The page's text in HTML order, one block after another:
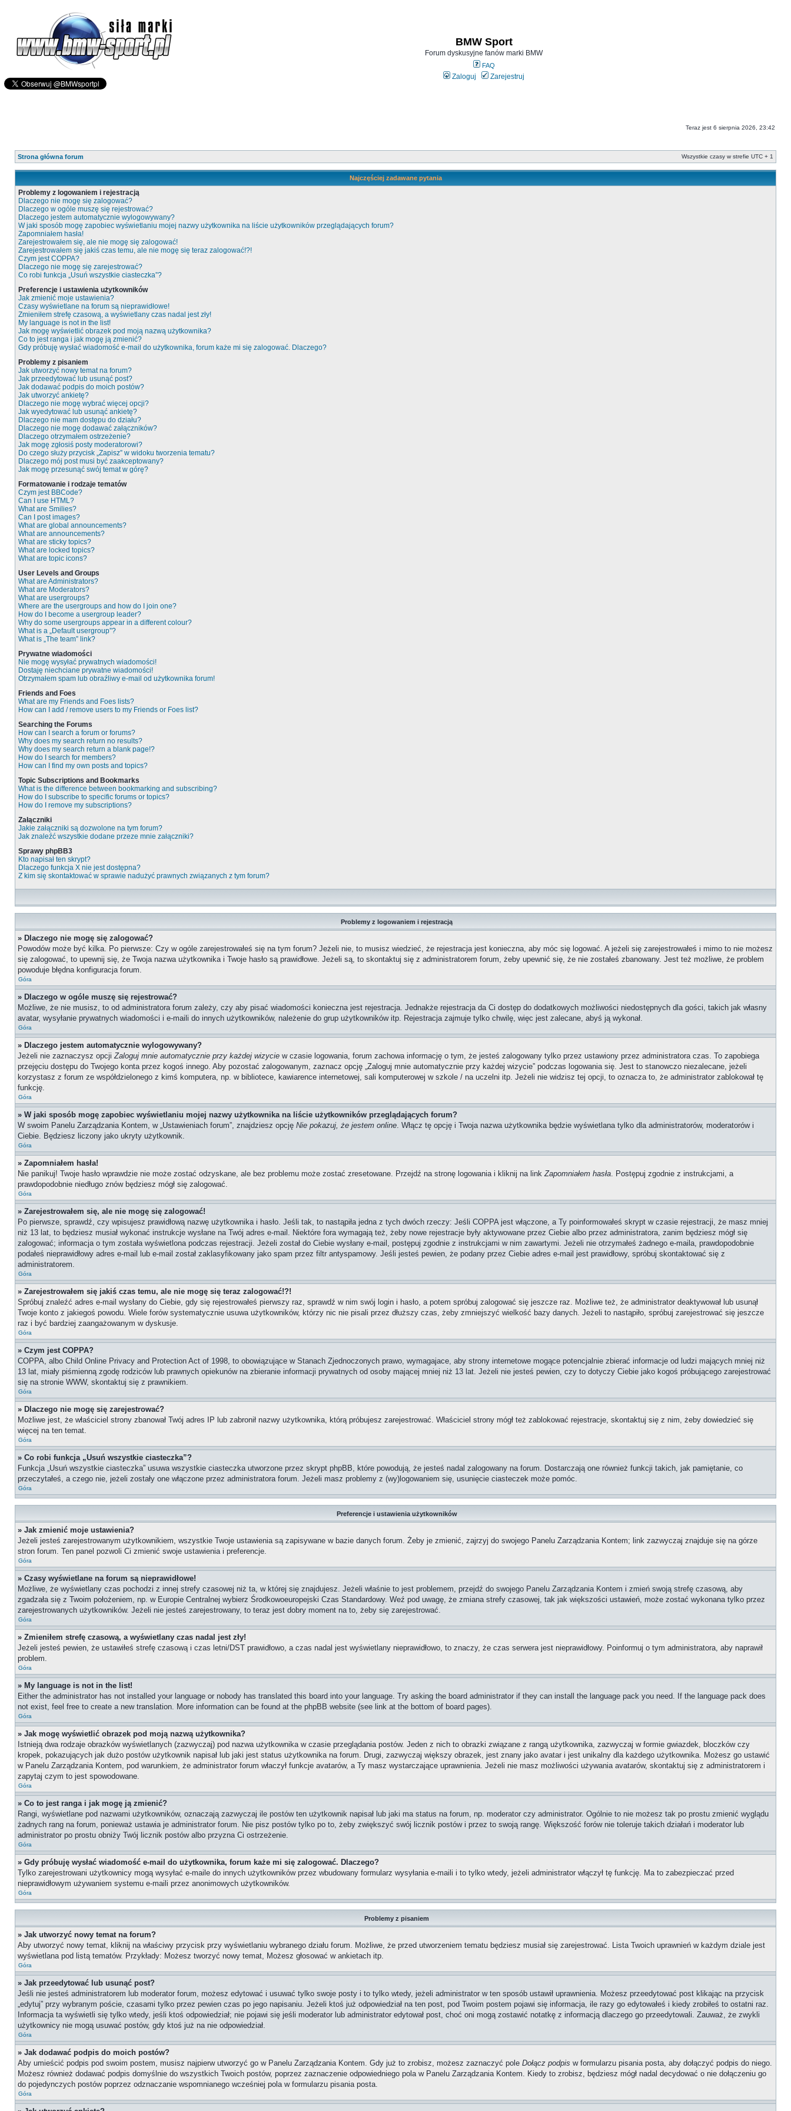
BMW Sport
Forum dyskusyjne fanów marki BMW
FAQ
Zaloguj Zarejestruj
Teraz jest 6 sierpnia 2026, 23:42
Strona główna forum Wszystkie czasy w strefie UTC + 1
Najczęściej zadawane pytania
Problemy z logowaniem i rejestracją
Dlaczego nie mogę się zalogować?
Dlaczego w ogóle muszę się rejestrować?
Dlaczego jestem automatycznie wylogowywany?
W jaki sposób mogę zapobiec wyświetlaniu mojej nazwy użytkownika na liście użytkowników przeglądających forum?
Zapomniałem hasła!
Zarejestrowałem się, ale nie mogę się zalogować!
Zarejestrowałem się jakiś czas temu, ale nie mogę się teraz zalogować!?!
Czym jest COPPA?
Dlaczego nie mogę się zarejestrować?
Co robi funkcja „Usuń wszystkie ciasteczka”?
Preferencje i ustawienia użytkowników
Jak zmienić moje ustawienia?
Czasy wyświetlane na forum są nieprawidłowe!
Zmieniłem strefę czasową, a wyświetlany czas nadal jest zły!
My language is not in the list!
Jak mogę wyświetlić obrazek pod moją nazwą użytkownika?
Co to jest ranga i jak mogę ją zmienić?
Gdy próbuję wysłać wiadomość e-mail do użytkownika, forum każe mi się zalogować. Dlaczego?
Problemy z pisaniem
Jak utworzyć nowy temat na forum?
Jak przeedytować lub usunąć post?
Jak dodawać podpis do moich postów?
Jak utworzyć ankietę?
Dlaczego nie mogę wybrać więcej opcji?
Jak wyedytować lub usunąć ankietę?
Dlaczego nie mam dostępu do działu?
Dlaczego nie mogę dodawać załączników?
Dlaczego otrzymałem ostrzeżenie?
Jak mogę zgłosiś posty moderatorowi?
Do czego służy przycisk „Zapisz” w widoku tworzenia tematu?
Dlaczego mój post musi być zaakceptowany?
Jak mogę przesunąć swój temat w górę?
Formatowanie i rodzaje tematów
Czym jest BBCode?
Can I use HTML?
What are Smilies?
Can I post images?
What are global announcements?
What are announcements?
What are sticky topics?
What are locked topics?
What are topic icons?
User Levels and Groups
What are Administrators?
What are Moderators?
What are usergroups?
Where are the usergroups and how do I join one?
How do I become a usergroup leader?
Why do some usergroups appear in a different colour?
What is a „Default usergroup”?
What is „The team” link?
Prywatne wiadomości
Nie mogę wysyłać prywatnych wiadomości!
Dostaję niechciane prywatne wiadomości!
Otrzymałem spam lub obraźliwy e-mail od użytkownika forum!
Friends and Foes
What are my Friends and Foes lists?
How can I add / remove users to my Friends or Foes list?
Searching the Forums
How can I search a forum or forums?
Why does my search return no results?
Why does my search return a blank page!?
How do I search for members?
How can I find my own posts and topics?
Topic Subscriptions and Bookmarks
What is the difference between bookmarking and subscribing?
How do I subscribe to specific forums or topics?
How do I remove my subscriptions?
Załączniki
Jakie załączniki są dozwolone na tym forum?
Jak znaleźć wszystkie dodane przeze mnie załączniki?
Sprawy phpBB3
Kto napisał ten skrypt?
Dlaczego funkcja X nie jest dostępna?
Z kim się skontaktować w sprawie nadużyć prawnych związanych z tym forum?
Problemy z logowaniem i rejestracją
» Dlaczego nie mogę się zalogować?
Powodów może być kilka. Po pierwsze: Czy w ogóle zarejestrowałeś się na tym forum? Jeżeli nie, to musisz wiedzieć, że rejestracja jest konieczna, aby móc się logować. A jeżeli się zarejestrowałeś i mimo to nie możesz
się zalogować, to upewnij się, że Twoja nazwa użytkownika i Twoje hasło są prawidłowe. Jeżeli są, to skontaktuj się z administratorem forum, żeby upewnić się, że nie zostałeś zbanowany. Jest też możliwe, że problem
powoduje błędna konfiguracja forum.
Góra
» Dlaczego w ogóle muszę się rejestrować?
Możliwe, że nie musisz, to od administratora forum zależy, czy aby pisać wiadomości konieczna jest rejestracja. Jednakże rejestracja da Ci dostęp do dodatkowych możliwości niedostępnych dla gości, takich jak własny
avatar, wysyłanie prywatnych wiadomości i e-maili do innych użytkowników, należenie do grup użytkowników itp. Rejestracja zajmuje tylko chwilę, więc jest zalecane, abyś ją wykonał.
Góra
» Dlaczego jestem automatycznie wylogowywany?
Jeżeli nie zaznaczysz opcjiZaloguj mnie automatycznie przy każdej wizycie w czasie logowania, forum zachowa informację o tym, że jesteś zalogowany tylko przez ustawiony przez administratora czas. To zapobiega
przejęciu dostępu do Twojego konta przez kogoś innego. Aby pozostać zalogowanym, zaznacz opcję „Zaloguj mnie automatycznie przy każdej wizycie” podczas logowania się. Jest to stanowczo niezalecane, jeżeli
korzystasz z forum ze współdzielonego z kimś komputera, np. w bibliotece, kawiarence internetowej, sali komputerowej w szkole / na uczelni itp. Jeżeli nie widzisz tej opcji, to oznacza to, że administrator zablokował tę
funkcję.
Góra
» W jaki sposób mogę zapobiec wyświetlaniu mojej nazwy użytkownika na liście użytkowników przeglądających forum?
W swoim Panelu Zarządzania Kontem, w „Ustawieniach forum”, znajdziesz opcję Nie pokazuj, że jestem online. Włącz tę opcję i Twoja nazwa użytkownika będzie wyświetlana tylko dla administratorów, moderatorów i
Ciebie. Będziesz liczony jako ukryty użytkownik.
Góra
» Zapomniałem hasła!
Nie panikuj! Twoje hasło wprawdzie nie może zostać odzyskane, ale bez problemu może zostać zresetowane. Przejdź na stronę logowania i kliknij na linkZapomniałem hasła. Postępuj zgodnie z instrukcjami, a
prawdopodobnie niedługo znów będziesz mógł się zalogować.
Góra
» Zarejestrowałem się, ale nie mogę się zalogować!
Po pierwsze, sprawdź, czy wpisujesz prawidłową nazwę użytkownika i hasło. Jeśli tak, to nastąpiła jedna z tych dwóch rzeczy: Jeśli COPPA jest włączone, a Ty poinformowałeś skrypt w czasie rejestracji, że masz mniej
niż 13 lat, to będziesz musiał wykonać instrukcje wysłane na Twój adres e-mail. Niektóre fora wymagają też, żeby nowe rejestracje były aktywowane przez Ciebie albo przez administratora, zanim będziesz mógł się
zalogować; informacja o tym została wyświetlona podczas rejestracji. Jeżeli został do Ciebie wysłany e-mail, postępuj zgodnie z instrukcjami w nim zawartymi. Jeżeli nie otrzymałeś żadnego e-maila, prawdopodobnie
podałeś nieprawidłowy adres e-mail lub e-mail został zaklasyfikowany jako spam przez filtr antyspamowy. Jeśli jesteś pewien, że podany przez Ciebie adres e-mail jest prawidłowy, spróbuj skontaktować się z
administratorem.
Góra
» Zarejestrowałem się jakiś czas temu, ale nie mogę się teraz zalogować!?!
Spróbuj znaleźć adres e-mail wysłany do Ciebie, gdy się rejestrowałeś pierwszy raz, sprawdź w nim swój login i hasło, a potem spróbuj zalogować się jeszcze raz. Możliwe też, że administrator deaktywował lub usunął
Twoje konto z jakiegoś powodu. Wiele forów systematycznie usuwa użytkowników, którzy nic nie pisali przez dłuższy czas, żeby zmniejszyć wielkość bazy danych. Jeżeli to nastąpiło, spróbuj zarejestrować się jeszcze
raz i być bardziej zaangażowanym w dyskusje.
Góra
» Czym jest COPPA?
COPPA, albo Child Online Privacy and Protection Act of 1998, to obowiązujące w Stanach Zjednoczonych prawo, wymagajace, aby strony internetowe mogące potencjalnie zbierać informacje od ludzi mających mniej niż
13 lat, miały piśmienną zgodę rodziców lub prawnych opiekunów na zbieranie informacji prywatnych od osoby mającej mniej niż 13 lat. Jeżeli nie jesteś pewien, czy to dotyczy Ciebie jako kogoś próbującego zarejestrować
się na stronie WWW, skontaktuj się z prawnikiem.
Góra
» Dlaczego nie mogę się zarejestrować?
Możliwe jest, że właściciel strony zbanował Twój adres IP lub zabronił nazwy użytkownika, którą próbujesz zarejestrować. Właściciel strony mógł też zablokować rejestracje, skontaktuj się z nim, żeby dowiedzieć się
więcej na ten temat.
Góra
» Co robi funkcja „Usuń wszystkie ciasteczka”?
Funkcja „Usuń wszystkie ciasteczka” usuwa wszystkie ciasteczka utworzone przez skrypt phpBB, które powodują, że jesteś nadal zalogowany na forum. Dostarczają one również funkcji takich, jak pamiętanie, co
przeczytałeś, a czego nie, jeżeli zostały one włączone przez administratora forum. Jeżeli masz problemy z (wy)logowaniem się, usunięcie ciasteczek może pomóc.
Góra
Preferencje i ustawienia użytkowników
» Jak zmienić moje ustawienia?
Jeżeli jesteś zarejestrowanym użytkownikiem, wszystkie Twoje ustawienia są zapisywane w bazie danych forum. Żeby je zmienić, zajrzyj do swojego Panelu Zarządzania Kontem; link zazwyczaj znajduje się na górze
stron forum. Ten panel pozwoli Ci zmienić swoje ustawienia i preferencje.
Góra
» Czasy wyświetlane na forum są nieprawidłowe!
Możliwe, że wyświetlany czas pochodzi z innej strefy czasowej niż ta, w której się znajdujesz. Jeżeli właśnie to jest problemem, przejdź do swojego Panelu Zarządzania Kontem i zmień swoją strefę czasową, aby
zgadzała się z Twoim położeniem, np. w Europie Centralnej wybierz Środkowoeuropejski Czas Standardowy. Weź pod uwagę, że zmiana strefy czasowej, tak jak większości ustawień, może zostać wykonana tylko przez
zarejestrowanych użytkowników. Jeżeli nie jesteś zarejestrowany, to teraz jest dobry moment na to, żeby się zarejestrować.
Góra
» Zmieniłem strefę czasową, a wyświetlany czas nadal jest zły!
Jeżeli jesteś pewien, że ustawiłeś strefę czasową i czas letni/DST prawidłowo, a czas nadal jest wyświetlany nieprawidłowo, to znaczy, że czas serwera jest nieprawidłowy. Poinformuj o tym administratora, aby naprawił
problem.
Góra
» My language is not in the list!
Either the administrator has not installed your language or nobody has translated this board into your language. Try asking the board administrator if they can install the language pack you need. If the language pack does
not exist, feel free to create a new translation. More information can be found at the phpBB website (see link at the bottom of board pages).
Góra
» Jak mogę wyświetlić obrazek pod moją nazwą użytkownika?
Istnieją dwa rodzaje obrazków wyświetlanych (zazwyczaj) pod nazwa użytkownika w czasie przeglądania postów. Jeden z nich to obrazki związane z rangą użytkownika, zazwyczaj w formie gwiazdek, bloczków czy
kropek, pokazujących jak dużo postów użytkownik napisał lub jaki jest status użytkownika na forum. Drugi, zazwyczaj większy obrazek, jest znany jako avatar i jest unikalny dla każdego użytkownika. Możesz go ustawić
w Panelu Zarządzania Kontem, pod warunkiem, że administrator forum właczył funkcje avatarów, a Ty masz wystarczające uprawnienia. Jeżeli nie masz możliwości używania avatarów, skontaktuj się z administratorem i
zapytaj czym to jest spowodowane.
Góra
» Co to jest ranga i jak mogę ją zmienić?
Rangi, wyświetlane pod nazwami użytkowników, oznaczają zazwyczaj ile postów ten użytkownik napisał lub jaki ma status na forum, np. moderator czy administrator. Ogólnie to nie możesz tak po prostu zmienić wyglądu
żadnych rang na forum, ponieważ ustawia je administrator forum. Nie pisz postów tylko po to, żeby zwiększyć swój licznik postów i przez to swoją rangę. Większość forów nie toleruje takich działań i moderator lub
administrator po prostu obniży Twój licznik postów albo przyzna Ci ostrzeżenie.
Góra
» Gdy próbuję wysłać wiadomość e-mail do użytkownika, forum każe mi się zalogować. Dlaczego?
Tylko zarejestrowani użytkownicy mogą wysyłać e-maile do innych użytkowników przez wbudowany formularz wysyłania e-maili i to tylko wtedy, jeżeli administrator włączył tę funkcję. Ma to zabezpieczać przed
nieprawidłowym używaniem systemu e-maili przez anonimowych użytkowników.
Góra
Problemy z pisaniem
» Jak utworzyć nowy temat na forum?
Aby utworzyć nowy temat, kliknij na właściwy przycisk przy wyświetlaniu wybranego działu forum. Możliwe, że przed utworzeniem tematu będziesz musiał się zarejestrować. Lista Twoich uprawnień w każdym dziale jest
wyświetlana pod listą tematów. Przykłady: Możesz tworzyć nowy temat, Możesz głosować w ankietach itp.
Góra
» Jak przeedytować lub usunąć post?
Jeśli nie jesteś administratorem lub moderator forum, możesz edytować i usuwać tylko swoje posty i to tylko wtedy, jeżeli administrator w ten sposób ustawił uprawnienia. Możesz przeedytować post klikając na przycisk
„edytuj” przy wybranym poście, czasami tylko przez pewien czas po jego napisaniu. Jeżeli ktoś już odpowiedział na ten post, pod Twoim postem pojawi się informacja, ile razy go edytowałeś i kiedy zrobiłeś to ostatni raz.
Informacja ta wyświetli się tylko wtedy, jeśli ktoś odpowiedział; nie pojawi się jeśli moderator lub administrator edytował post, choć oni mogą zostawić notatkę z informacją dlaczego go przeedytowali. Zauważ, że zwykli
użytkownicy nie mogą usuwać postów, gdy ktoś już na nie odpowiedział.
Góra
» Jak dodawać podpis do moich postów?
Aby umieścić podpis pod swoim postem, musisz najpierw utworzyć go w Panelu Zarządzania Kontem. Gdy już to zrobisz, możesz zaznaczyć pole Dołącz podpis w formularzu pisania posta, aby dołączyć podpis do niego.
Możesz również dodawać podpis domyślnie do wszystkich Twoich postów, poprzez zaznaczenie odpowiedniego pola w Panelu Zarządzania Kontem. Kiedy to zrobisz, będziesz mógł nadal decydować o nie dołączeniu go
do pojedynczych postów poprzez odznaczanie wspomnianego wcześniej pola w formularzu pisania posta.
Góra